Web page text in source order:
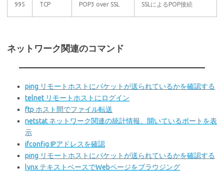
995 TCP POP3 over SSL SSLによるPOP接続
ネットワーク関連のコマンド
ping リモートホストにパケットが送られているかを確認する
telnet リモートホストにログイン
ftp ホスト間でファイル転送
netstat ネットワーク関連の統計情報、開いているポートを表
示
ifconfig IPアドレスを確認
ping リモートホストにパケットが送られているかを確認する
lynx テキストベースでWebページをブラウジング